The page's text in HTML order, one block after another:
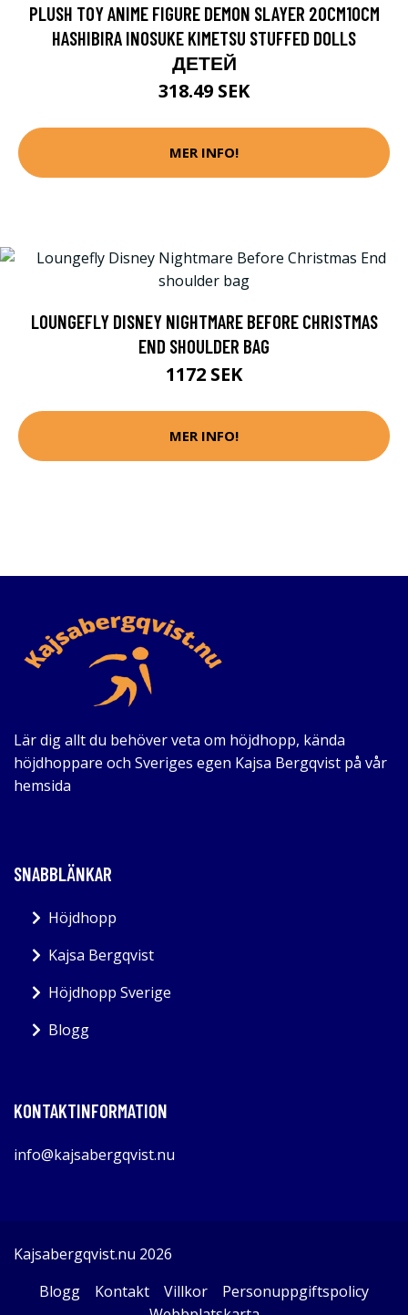
PLUSH TOY ANIME FIGURE DEMON SLAYER 20CM10CM
HASHIBIRA INOSUKE KIMETSU STUFFED DOLLS
ДЕТЕЙ
318.49 SEK
MER INFO!
LOUNGEFLY DISNEY NIGHTMARE BEFORE CHRISTMAS
END SHOULDER BAG
1172 SEK
MER INFO!
Lär dig allt du behöver veta om höjdhopp, kända
höjdhoppare och Sveriges egen Kajsa Bergqvist på vår
hemsida
SNABBLÄNKAR
Höjdhopp
Kajsa Bergqvist
Höjdhopp Sverige
Blogg
KONTAKTINFORMATION
info@kajsabergqvist.nu
Kajsabergqvist.nu 2026
Blogg
Kontakt Villkor
Personuppgiftspolicy